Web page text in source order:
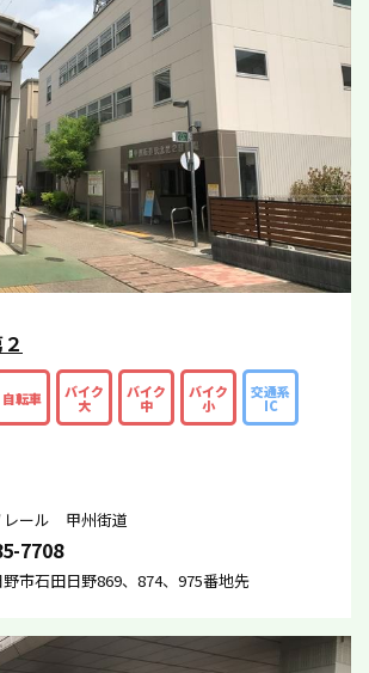
自転車 バイク
大
バイク
中
バイク
小
交通系
IC
レール 甲州街道
7708
市石田日野869、874、975番地先